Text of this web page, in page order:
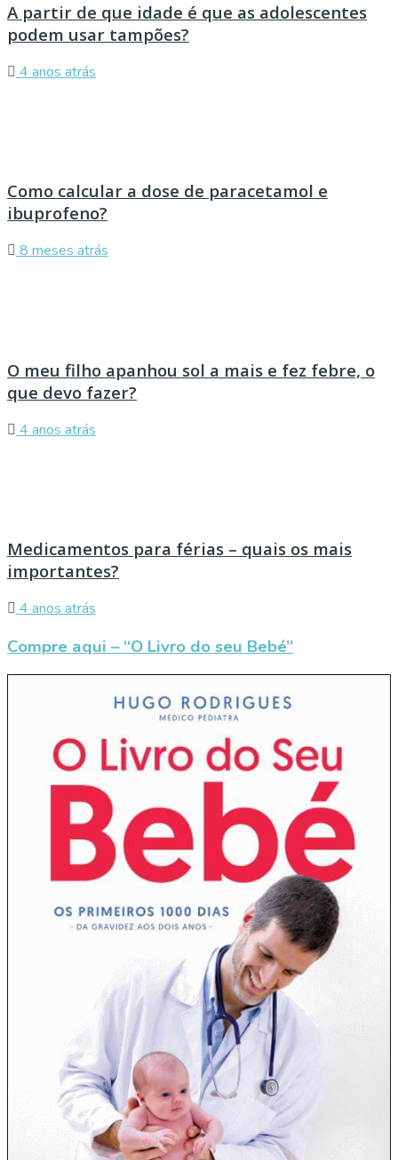
A partir de que idade é que as adolescentes
podem usar tampões?
4 anos atrás
Como calcular a dose de paracetamol e
ibuprofeno?
8 meses atrás
O meu filho apanhou sol a mais e fez febre, o
que devo fazer?
4 anos atrás
Medicamentos para férias – quais os mais
importantes?
4 anos atrás
Compre aqui – “O Livro do seu Bebé”